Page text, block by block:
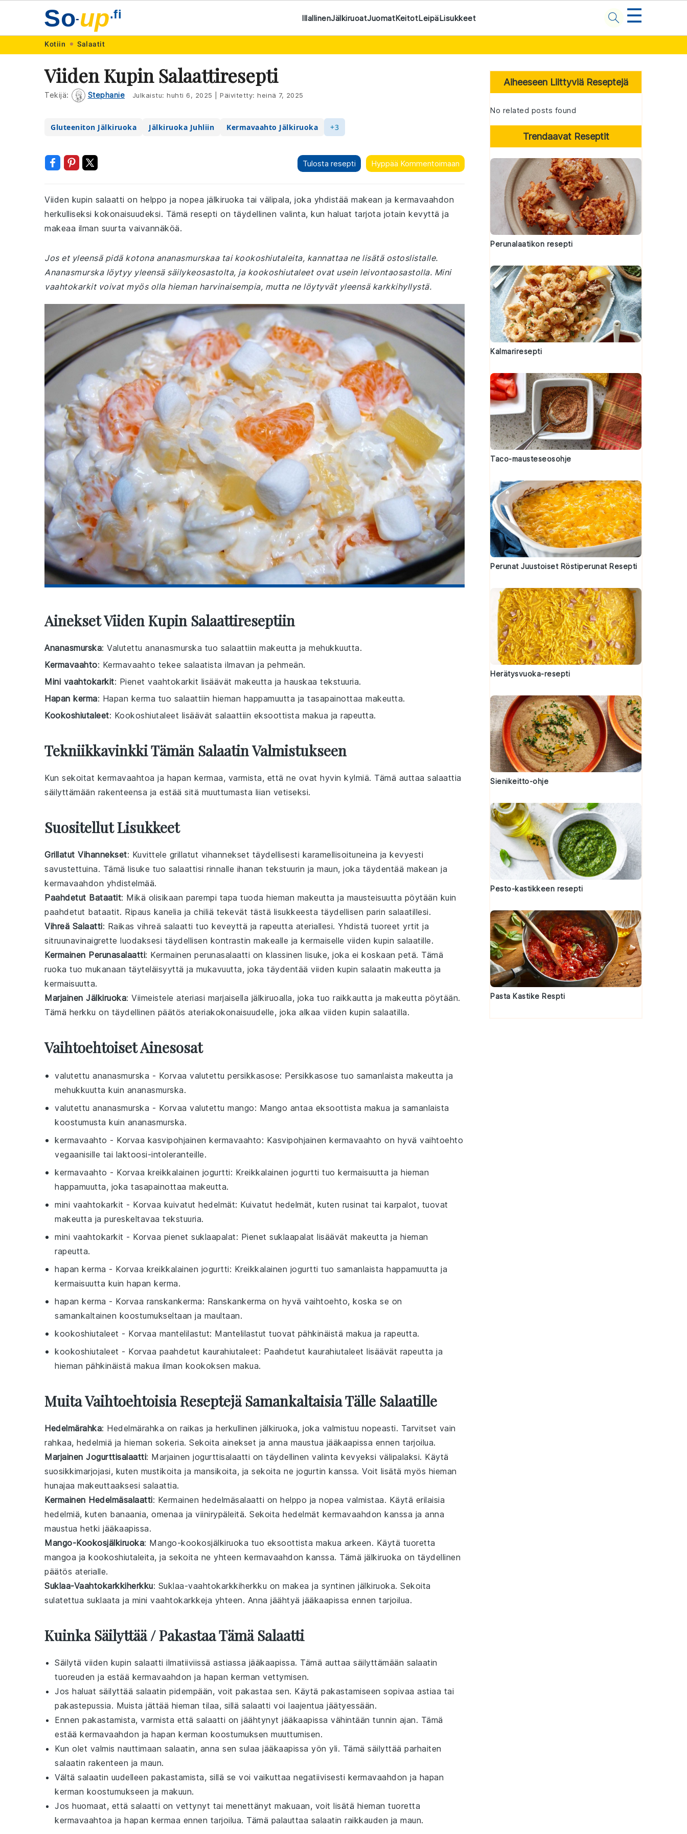
navigation
content
So-up.fi IllallinenJälkiruoatJuomatKeitotLeipäLisukkeet ☰
Kotiin Salaatit
Viiden Kupin Salaattiresepti
Tekijä: Stephanie Julkaistu: huhti 6, 2025 Päivitetty: heinä 7, 2025
Gluteeniton Jälkiruoka Jälkiruoka Juhliin Kermavaahto Jälkiruoka +3
Tulosta resepti Hyppää Kommentoimaan
Viiden kupin salaatti on helppo ja nopea jälkiruoka tai välipala, joka yhdistää makean ja kermavaahdon
herkulliseksi kokonaisuudeksi. Tämä resepti on täydellinen valinta, kun haluat tarjota jotain kevyttä ja
makeaa ilman suurta vaivannäköä.
Jos et yleensä pidä kotona ananasmurskaa tai kookoshiutaleita, kannattaa ne lisätä ostoslistalle.
Ananasmurska löytyy yleensä säilykeosastolta, ja kookoshiutaleet ovat usein leivontaosastolla. Mini
vaahtokarkit voivat myös olla hieman harvinaisempia, mutta ne löytyvät yleensä karkkihyllystä.
Ainekset Viiden Kupin Salaattireseptiin
Ananasmurska: Valutettu ananasmurska tuo salaattiin makeutta ja mehukkuutta.
Kermavaahto: Kermavaahto tekee salaatista ilmavan ja pehmeän.
Mini vaahtokarkit: Pienet vaahtokarkit lisäävät makeutta ja hauskaa tekstuuria.
Hapan kerma: Hapan kerma tuo salaattiin hieman happamuutta ja tasapainottaa makeutta.
Kookoshiutaleet: Kookoshiutaleet lisäävät salaattiin eksoottista makua ja rapeutta.
Tekniikkavinkki Tämän Salaatin Valmistukseen
Kun sekoitat kermavaahtoa ja hapan kermaa, varmista, että ne ovat hyvin kylmiä. Tämä auttaa salaattia
säilyttämään rakenteensa ja estää sitä muuttumasta liian vetiseksi.
Suositellut Lisukkeet
Grillatut Vihannekset: Kuvittele grillatut vihannekset täydellisesti karamellisoituneina ja kevyesti
savustettuina. Tämä lisuke tuo salaattisi rinnalle ihanan tekstuurin ja maun, joka täydentää makean ja
kermavaahdon yhdistelmää.
Paahdetut Bataatit: Mikä olisikaan parempi tapa tuoda hieman makeutta ja mausteisuutta pöytään kuin
paahdetut bataatit. Ripaus kanelia ja chiliä tekevät tästä lisukkeesta täydellisen parin salaatillesi.
Vihreä Salaatti: Raikas vihreä salaatti tuo keveyttä ja rapeutta ateriallesi. Yhdistä tuoreet yrtit ja
sitruunavinaigrette luodaksesi täydellisen kontrastin makealle ja kermaiselle viiden kupin salaatille.
Kermainen Perunasalaatti: Kermainen perunasalaatti on klassinen lisuke, joka ei koskaan petä. Tämä
ruoka tuo mukanaan täyteläisyyttä ja mukavuutta, joka täydentää viiden kupin salaatin makeutta ja
kermaisuutta.
Marjainen Jälkiruoka: Viimeistele ateriasi marjaisella jälkiruoalla, joka tuo raikkautta ja makeutta pöytään.
Tämä herkku on täydellinen päätös ateriakokonaisuudelle, joka alkaa viiden kupin salaatilla.
Vaihtoehtoiset Ainesosat
valutettu ananasmurska - Korvaa valutettu persikkasose: Persikkasose tuo samanlaista makeutta ja
mehukkuutta kuin ananasmurska.
valutettu ananasmurska - Korvaa valutettu mango: Mango antaa eksoottista makua ja samanlaista
koostumusta kuin ananasmurska.
kermavaahto - Korvaa kasvipohjainen kermavaahto: Kasvipohjainen kermavaahto on hyvä vaihtoehto
vegaanisille tai laktoosi-intoleranteille.
kermavaahto - Korvaa kreikkalainen jogurtti: Kreikkalainen jogurtti tuo kermaisuutta ja hieman
happamuutta, joka tasapainottaa makeutta.
mini vaahtokarkit - Korvaa kuivatut hedelmät: Kuivatut hedelmät, kuten rusinat tai karpalot, tuovat
makeutta ja pureskeltavaa tekstuuria.
mini vaahtokarkit - Korvaa pienet suklaapalat: Pienet suklaapalat lisäävät makeutta ja hieman
rapeutta.
hapan kerma - Korvaa kreikkalainen jogurtti: Kreikkalainen jogurtti tuo samanlaista happamuutta ja
kermaisuutta kuin hapan kerma.
hapan kerma - Korvaa ranskankerma: Ranskankerma on hyvä vaihtoehto, koska se on
samankaltainen koostumukseltaan ja maultaan.
kookoshiutaleet - Korvaa mantelilastut: Mantelilastut tuovat pähkinäistä makua ja rapeutta.
kookoshiutaleet - Korvaa paahdetut kaurahiutaleet: Paahdetut kaurahiutaleet lisäävät rapeutta ja
hieman pähkinäistä makua ilman kookoksen makua.
Muita Vaihtoehtoisia Reseptejä Samankaltaisia Tälle Salaatille
Hedelmärahka: Hedelmärahka on raikas ja herkullinen jälkiruoka, joka valmistuu nopeasti. Tarvitset vain
rahkaa, hedelmiä ja hieman sokeria. Sekoita ainekset ja anna maustua jääkaapissa ennen tarjoilua.
Marjainen Jogurttisalaatti: Marjainen jogurttisalaatti on täydellinen valinta kevyeksi välipalaksi. Käytä
suosikkimarjojasi, kuten mustikoita ja mansikoita, ja sekoita ne jogurtin kanssa. Voit lisätä myös hieman
hunajaa makeuttaaksesi salaattia.
Kermainen Hedelmäsalaatti: Kermainen hedelmäsalaatti on helppo ja nopea valmistaa. Käytä erilaisia
hedelmiä, kuten banaania, omenaa ja viinirypäleitä. Sekoita hedelmät kermavaahdon kanssa ja anna
maustua hetki jääkaapissa.
Mango-Kookosjälkiruoka: Mango-kookosjälkiruoka tuo eksoottista makua arkeen. Käytä tuoretta
mangoa ja kookoshiutaleita, ja sekoita ne yhteen kermavaahdon kanssa. Tämä jälkiruoka on täydellinen
päätös aterialle.
Suklaa-Vaahtokarkkiherkku: Suklaa-vaahtokarkkiherkku on makea ja syntinen jälkiruoka. Sekoita
sulatettua suklaata ja mini vaahtokarkkeja yhteen. Anna jäähtyä jääkaapissa ennen tarjoilua.
Kuinka Säilyttää / Pakastaa Tämä Salaatti
Säilytä viiden kupin salaatti ilmatiiviissä astiassa jääkaapissa. Tämä auttaa säilyttämään salaatin
tuoreuden ja estää kermavaahdon ja hapan kerman vettymisen.
Jos haluat säilyttää salaatin pidempään, voit pakastaa sen. Käytä pakastamiseen sopivaa astiaa tai
pakastepussia. Muista jättää hieman tilaa, sillä salaatti voi laajentua jäätyessään.
Ennen pakastamista, varmista että salaatti on jäähtynyt jääkaapissa vähintään tunnin ajan. Tämä
estää kermavaahdon ja hapan kerman koostumuksen muuttumisen.
Kun olet valmis nauttimaan salaatin, anna sen sulaa jääkaapissa yön yli. Tämä säilyttää parhaiten
salaatin rakenteen ja maun.
Vältä salaatin uudelleen pakastamista, sillä se voi vaikuttaa negatiivisesti kermavaahdon ja hapan
kerman koostumukseen ja makuun.
Jos huomaat, että salaatti on vettynyt tai menettänyt makuaan, voit lisätä hieman tuoretta
kermavaahtoa ja hapan kermaa ennen tarjoilua. Tämä palauttaa salaatin raikkauden ja maun.
Primary
Sidebar
Aiheeseen Liittyviä Reseptejä
No related posts found
Trendaavat Reseptit
Perunalaatikon resepti
Kalmariresepti
Taco-mausteseosohje
Perunat Juustoiset Röstiperunat Resepti
Herätysvuoka-resepti
Sienikeitto-ohje
Pesto-kastikkeen resepti
Pasta Kastike Respti